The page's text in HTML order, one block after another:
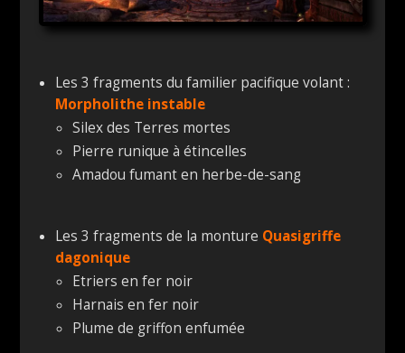
Les 3 fragments du familier pacifique volant :
Morpholithe instable
Silex des Terres mortes
Pierre runique à étincelles
Amadou fumant en herbe-de-sang
Les 3 fragments de la monture Quasigriffe
dagonique
Etriers en fer noir
Harnais en fer noir
Plume de griffon enfumée